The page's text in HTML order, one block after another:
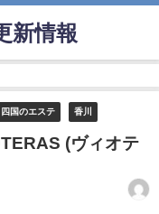
新情報
四国のエステ 香川
(ヴィオテ